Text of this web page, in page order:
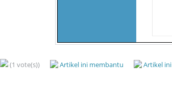
(1 vote(s)) Artikel ini membantu Artikel